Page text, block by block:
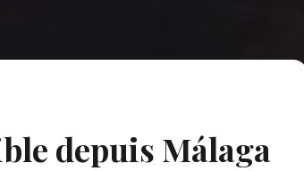
depuis Málaga